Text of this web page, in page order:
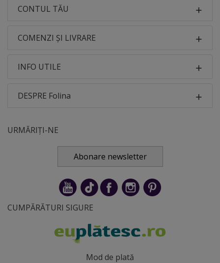
CONTUL TĂU
COMENZI ȘI LIVRARE
INFO UTILE
DESPRE Folina
URMĂRIȚI-NE
Abonare newsletter
CUMPĂRĂTURI SIGURE
Mod de plată